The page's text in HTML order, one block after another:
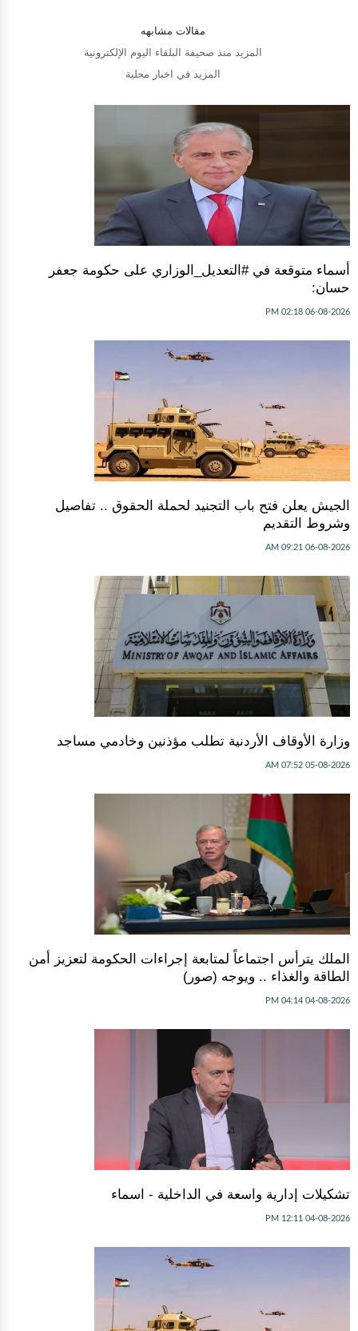
مقالات مشابهه
المزيد منذ صحيفة البلقاء اليوم الإلكترونية
المزيد في اخبار محلية
أسماء متوقعة في #التعديل_الوزاري على حكومة جعفر
حسان:
06-08-2026 02:18 PM
الجيش يعلن فتح باب التجنيد لحملة الحقوق .. تفاصيل
وشروط التقديم
06-08-2026 09:21 AM
وزارة الأوقاف الأردنية تطلب مؤذنين وخادمي مساجد
05-08-2026 07:52 AM
الملك يترأس اجتماعاً لمتابعة إجراءات الحكومة لتعزيز أمن
الطاقة والغذاء .. ويوجه (صور)
04-08-2026 04:14 PM
تشكيلات إدارية واسعة في الداخلية - اسماء
04-08-2026 12:11 PM